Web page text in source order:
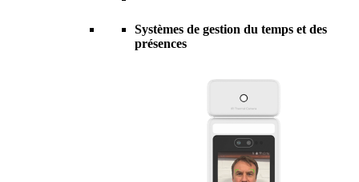
Systèmes de gestion du temps et des
présences